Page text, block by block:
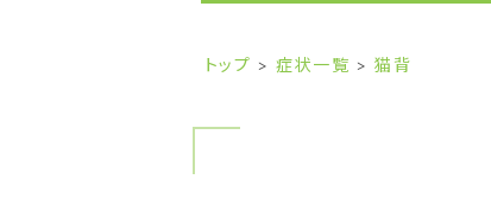
トップ 症状一覧 猫背